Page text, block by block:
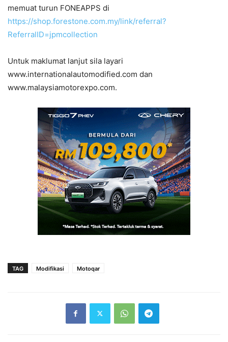
memuat turun FONEAPPS di
https://shop.forestone.com.my/link/referral?
ReferralID=jpmcollection
Untuk maklumat lanjut sila layari
www.internationalautomodified.com dan
www.malaysiamotorexpo.com.
TAG Modifikasi Motoqar